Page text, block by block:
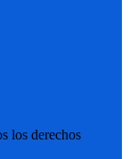
los derechos